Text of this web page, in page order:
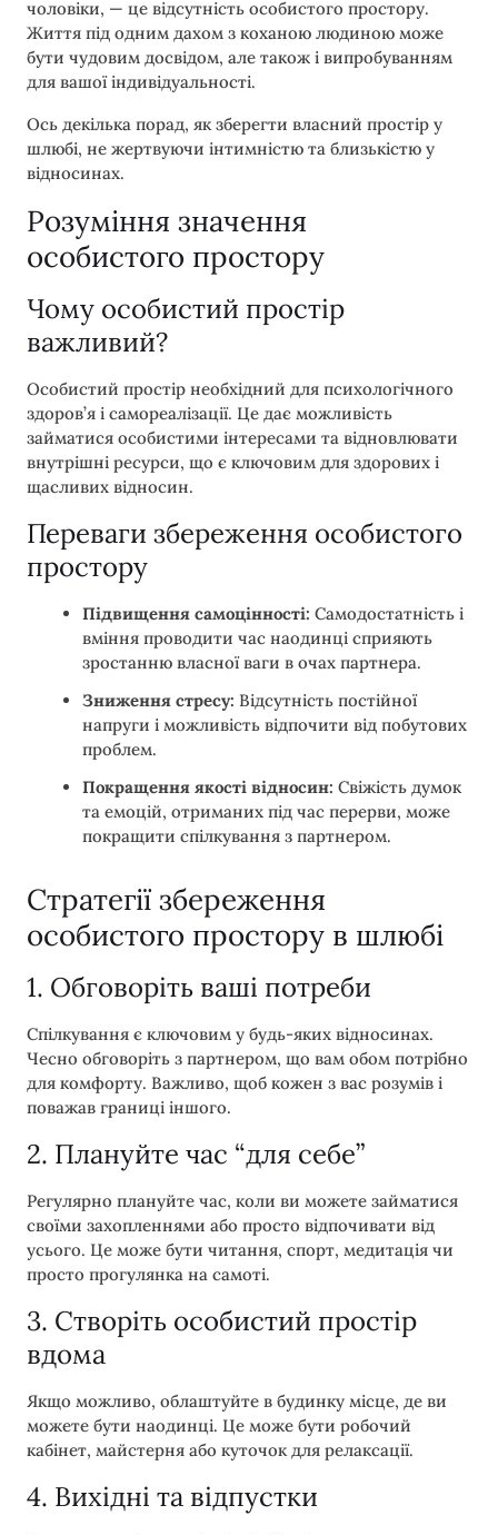
чоловіки, — це відсутність особистого простору.
Життя під одним дахом з коханою людиною може
бути чудовим досвідом, але також і випробуванням
для вашої індивідуальності.
Ось декілька порад, як зберегти власний простір у
шлюбі, не жертвуючи інтимністю та близькістю у
відносинах.
Розуміння значення
особистого простору
Чому особистий простір
важливий?
Особистий простір необхідний для психологічного
здоров’я і самореалізації. Це дає можливість
займатися особистими інтересами та відновлювати
внутрішні ресурси, що є ключовим для здорових і
щасливих відносин.
Переваги збереження особистого
простору
Підвищення самоцінності: Самодостатність і
вміння проводити час наодинці сприяють
зростанню власної ваги в очах партнера.
Зниження стресу: Відсутність постійної
напруги і можливість відпочити від побутових
проблем.
Покращення якості відносин: Свіжість думок
та емоцій, отриманих під час перерви, може
покращити спілкування з партнером.
Стратегії збереження
особистого простору в шлюбі
1. Обговоріть ваші потреби
Спілкування є ключовим у будь-яких відносинах.
Чесно обговоріть з партнером, що вам обом потрібно
для комфорту. Важливо, щоб кожен з вас розумів і
поважав границі іншого.
2. Плануйте час “для себе”
Регулярно плануйте час, коли ви можете займатися
своїми захопленнями або просто відпочивати від
усього. Це може бути читання, спорт, медитація чи
просто прогулянка на самоті.
3. Створіть особистий простір
вдома
Якщо можливо, облаштуйте в будинку місце, де ви
можете бути наодинці. Це може бути робочий
кабінет, майстерня або куточок для релаксації.
4. Вихідні та відпустки